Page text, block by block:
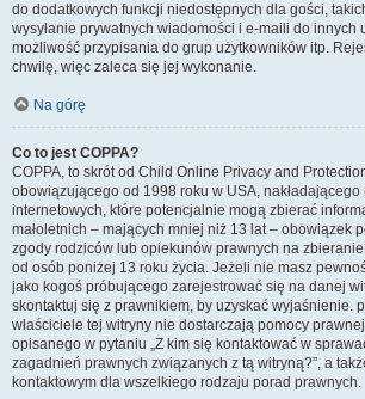
do dodatkowych funkcji niedostępnych dla gości,
wysyłanie prywatnych wiadomości i e-maili do innych
możliwość przypisania do grup użytkowników itp.
chwilę, więc zaleca się jej wykonanie.
Na górę
Co to jest COPPA?
COPPA, to skrót od Child Online Privacy and
obowiązującego od 1998 roku w USA, nakładającego
internetowych, które potencjalnie mogą zbierać
małoletnich – mających mniej niż 13 lat – obowiązek
zgody rodziców lub opiekunów prawnych na
od osób poniżej 13 roku życia. Jeżeli nie masz
jako kogoś próbującego zarejestrować się na danej
skontaktuj się z prawnikiem, by uzyskać wyjaśnienie.
właściciele tej witryny nie dostarczają pomocy
opisanego w pytaniu „Z kim się kontaktować w
zagadnień prawnych związanych z tą witryną?”, a
kontaktowym dla wszelkiego rodzaju porad prawnych.